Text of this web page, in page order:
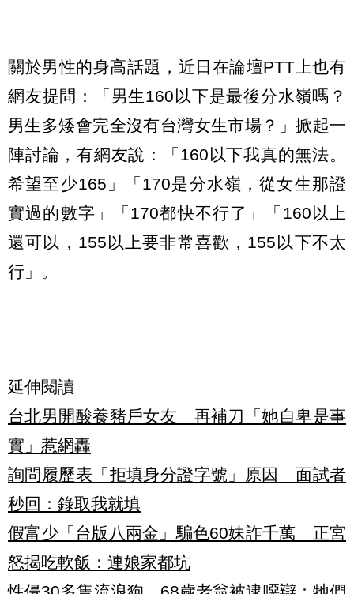
關於男性的身高話題，近日在論壇PTT上也有
網友提問：「男生160以下是最後分水嶺嗎？
男生多矮會完全沒有台灣女生市場？」掀起一
陣討論，有網友說：「160以下我真的無法。
希望至少165」「170是分水嶺，從女生那證
實過的數字」「170都快不行了」「160以上
還可以，155以上要非常喜歡，155以下不太
行」。
延伸閱讀
台北男開酸養豬戶女友 再補刀「她自卑是事
實」惹網轟
詢問履歷表「拒填身分證字號」原因 面試者
秒回：錄取我就填
假富少「台版八兩金」騙色60妹詐千萬 正宮
怒揭吃軟飯：連娘家都坑